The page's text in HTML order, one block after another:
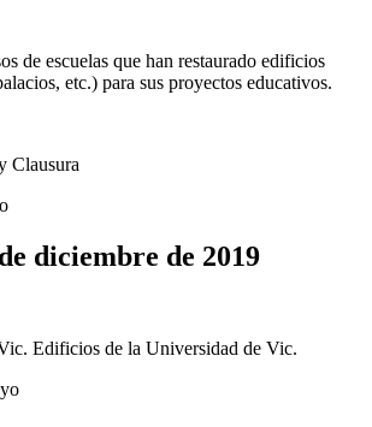
de escuelas que han restaurado edificios
etc.) para sus proyectos educativos.
Clausura
diciembre de 2019
Edificios de la Universidad de Vic.